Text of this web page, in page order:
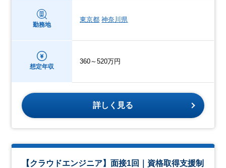
勤務地
東京都 神奈川県
想定年収
360～520万円
詳しく見る
【クラウドエンジニア】面接1回｜資格取得支援制